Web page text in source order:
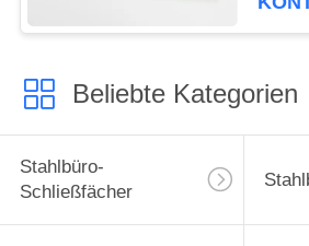
Beliebte Kategorien
Stahlbüro-
Schließfächer